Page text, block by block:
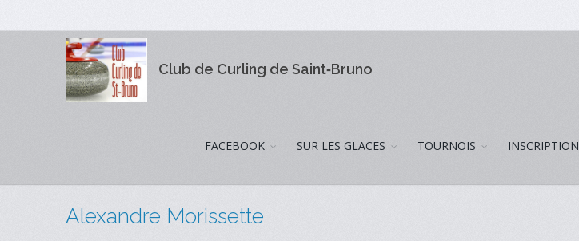
Club de Curling de Saint‑Bruno
FACEBOOK SUR LES GLACES TOURNOIS INSCRIPTION
Alexandre Morissette